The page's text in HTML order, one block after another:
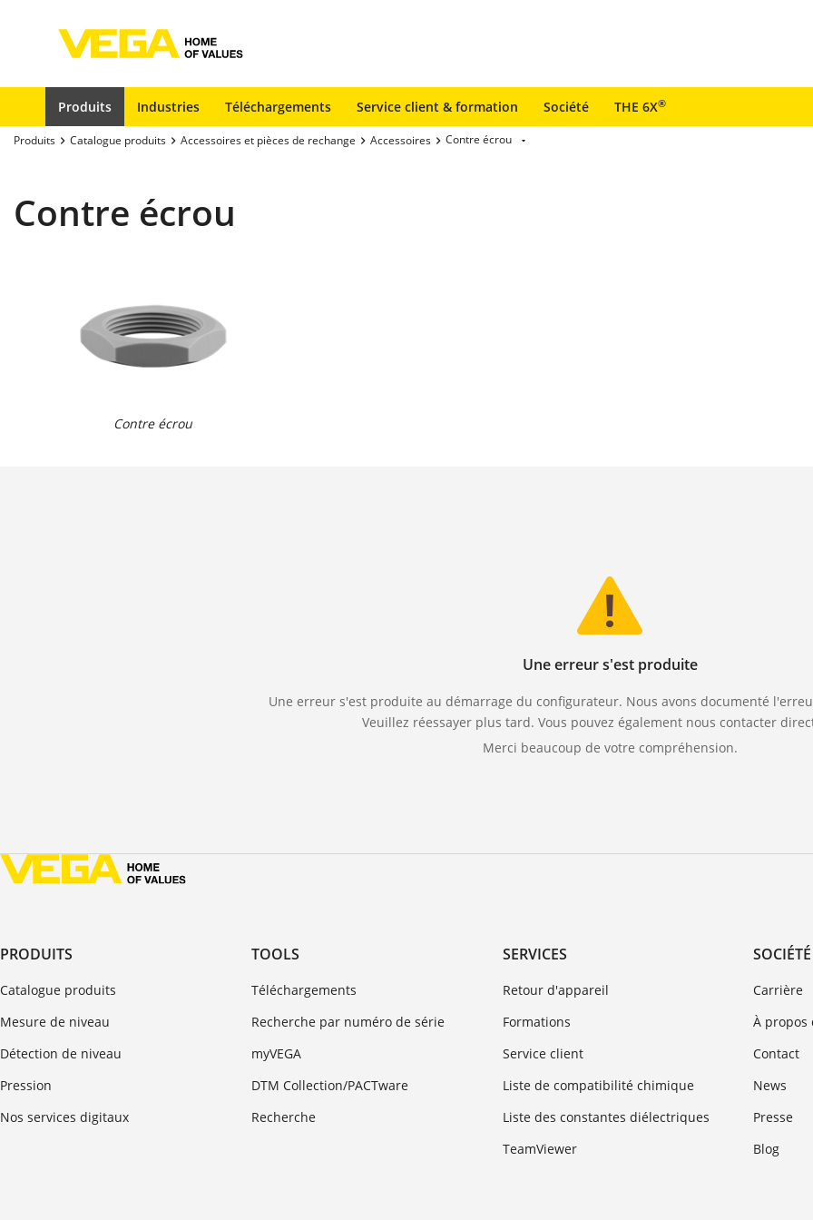
Produits Industries Téléchargements Service client & formation Société THE 6X®
Produits Catalogue produits Accessoires et pièces de rechange Accessoires Contre écrou
Contre écrou
Contre écrou
Une erreur s'est produite
Une erreur s'est produite au démarrage du configurateur. Nous avons documenté
Veuillez réessayer plus tard. Vous pouvez également nous contacter
Merci beaucoup de votre compréhension.
PRODUITS
Catalogue produits
Mesure de niveau
Détection de niveau
Pression
Nos services digitaux
TOOLS
Téléchargements
Recherche par numéro de série
myVEGA
DTM Collection/PACTware
Recherche
SERVICES
Retour d'appareil
Formations
Service client
Liste de compatibilité chimique
Liste des constantes diélectriques
TeamViewer
SOCIÉTÉ
Carrière
À propos
Contact
News
Presse
Blog